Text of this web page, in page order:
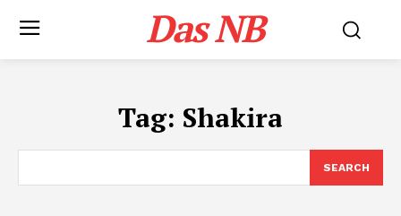
Das NB
Tag: Shakira
SEARCH